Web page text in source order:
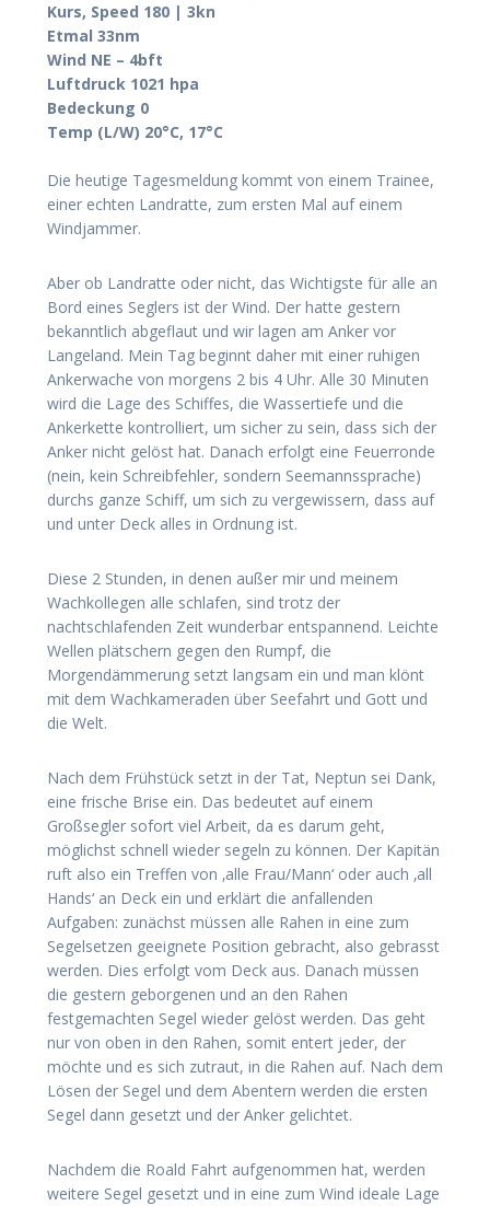
Kurs, Speed 180 | 3kn
Etmal 33nm
Wind NE – 4bft
Luftdruck 1021 hpa
Bedeckung 0
Temp (L/W) 20°C, 17°C
Die heutige Tagesmeldung kommt von einem Trainee,
einer echten Landratte, zum ersten Mal auf einem
Windjammer.
Aber ob Landratte oder nicht, das Wichtigste für alle an
Bord eines Seglers ist der Wind. Der hatte gestern
bekanntlich abgeflaut und wir lagen am Anker vor
Langeland. Mein Tag beginnt daher mit einer ruhigen
Ankerwache von morgens 2 bis 4 Uhr. Alle 30 Minuten
wird die Lage des Schiffes, die Wassertiefe und die
Ankerkette kontrolliert, um sicher zu sein, dass sich der
Anker nicht gelöst hat. Danach erfolgt eine Feuerronde
(nein, kein Schreibfehler, sondern Seemannssprache)
durchs ganze Schiff, um sich zu vergewissern, dass auf
und unter Deck alles in Ordnung ist.
Diese 2 Stunden, in denen außer mir und meinem
Wachkollegen alle schlafen, sind trotz der
nachtschlafenden Zeit wunderbar entspannend. Leichte
Wellen plätschern gegen den Rumpf, die
Morgendämmerung setzt langsam ein und man klönt
mit dem Wachkameraden über Seefahrt und Gott und
die Welt.
Nach dem Frühstück setzt in der Tat, Neptun sei Dank,
eine frische Brise ein. Das bedeutet auf einem
Großsegler sofort viel Arbeit, da es darum geht,
möglichst schnell wieder segeln zu können. Der Kapitän
ruft also ein Treffen von ‚alle Frau/Mann‘ oder auch ‚all
Hands‘ an Deck ein und erklärt die anfallenden
Aufgaben: zunächst müssen alle Rahen in eine zum
Segelsetzen geeignete Position gebracht, also gebrasst
werden. Dies erfolgt vom Deck aus. Danach müssen
die gestern geborgenen und an den Rahen
festgemachten Segel wieder gelöst werden. Das geht
nur von oben in den Rahen, somit entert jeder, der
möchte und es sich zutraut, in die Rahen auf. Nach dem
Lösen der Segel und dem Abentern werden die ersten
Segel dann gesetzt und der Anker gelichtet.
Nachdem die Roald Fahrt aufgenommen hat, werden
weitere Segel gesetzt und in eine zum Wind ideale Lage